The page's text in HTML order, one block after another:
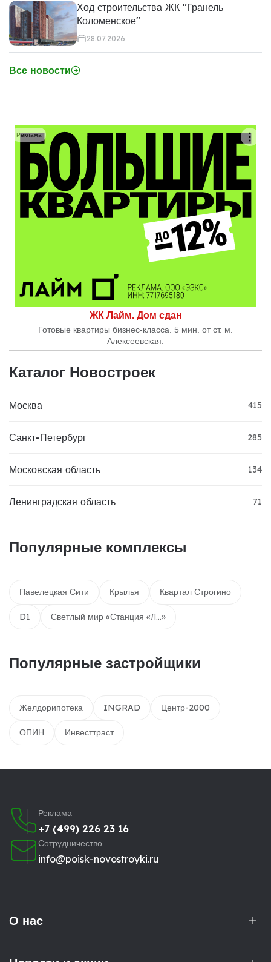
Ход строительства ЖК "Гранель
Коломенское"
28.07.2026
Все новости
ЖК Лайм. Дом сдан
Готовые квартиры бизнес-класса. 5 мин. от ст. м.
Алексеевская.
Реклама
Каталог Новостроек
Москва 415
Санкт-Петербург 285
Московская область 134
Ленинградская область 71
Популярные комплексы
Павелецкая Сити Крылья Квартал Строгино
D1 Светлый мир «Станция «Л...»
Популярные застройщики
Желдорипотека INGRAD Центр-2000
ОПИН Инвесттраст
Реклама
+7 (499) 226 23 16
Сотрудничество
info@poisk-novostroyki.ru
О нас